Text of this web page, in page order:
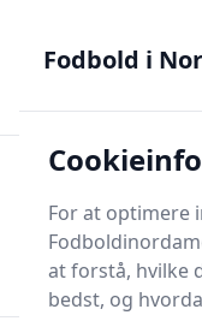
til nordamerikansk
Menu
Søg
Fodbold i
For at optimere
at forstå, hvilke
bedst, og